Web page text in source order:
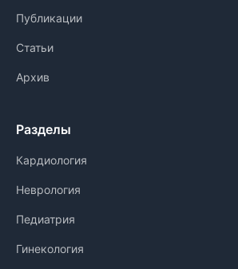
Публикации
Статьи
Архив
Разделы
Кардиология
Неврология
Педиатрия
Гинекология